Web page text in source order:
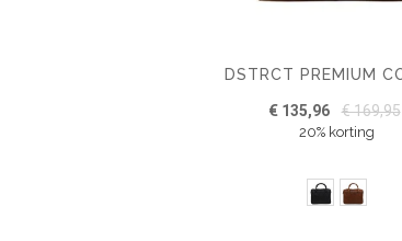
€ 135,96 € 169,95
20% korting